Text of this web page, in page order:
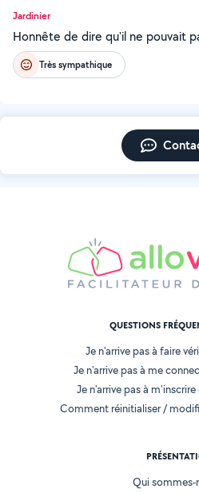
Jardinier
Honnête de dire qu'il ne pouvait
Très sympathique
QUESTIONS
Je n'arrive pas à faire
Je n'arrive pas à me
Je n'arrive pas à
Comment réinitialiser /
Qui sommes-